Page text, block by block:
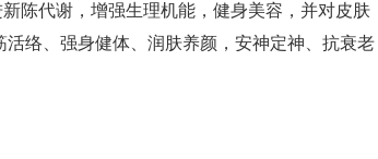
陈代谢，增强生理机能，健身美容，并对皮肤
络、强身健体、润肤养颜，安神定神、抗衰老